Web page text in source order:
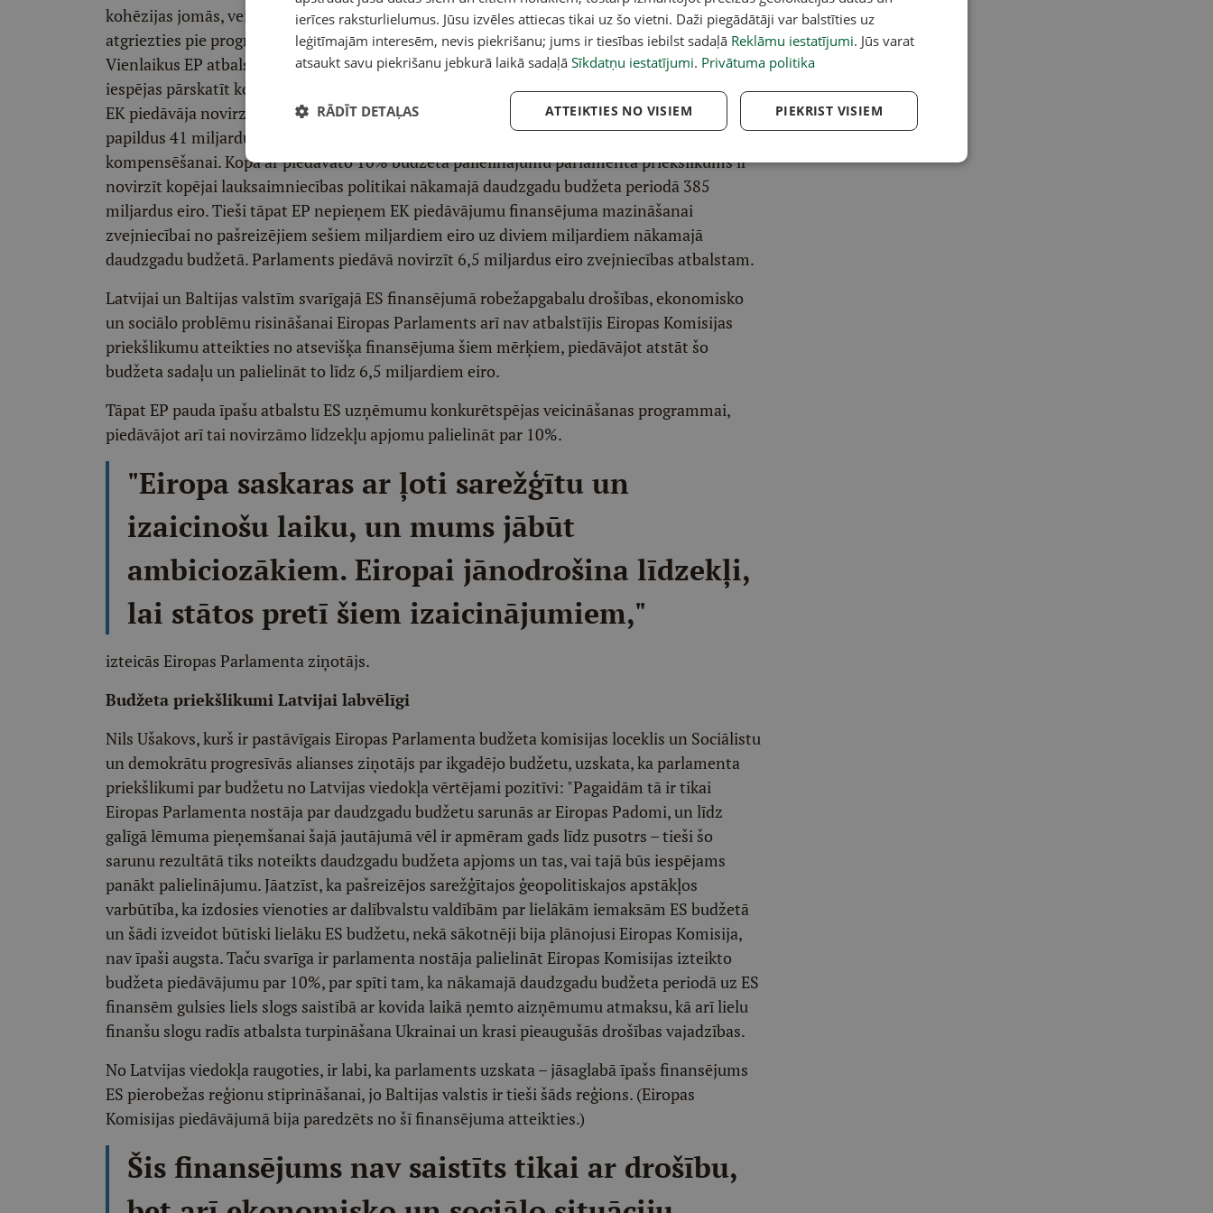
kohēzijas jomās, veidojot vienotu nacionālo budžeta aploksni. Savukārt EP piedāvā
atgriezties pie prognozējama budžeta apjoma lauksaimniekiem un reģionu attīstībai.
Vienlaikus EP atbalsta arī elastību šo politiku un budžetu ietvaros, saglabājot dalībvalstīm
iespējas pārskatīt kohēzijas politikas nacionālos mērķus. Kopējai lauksaimniecības politikai
EK piedāvāja novirzīt 261 miljardu eiro, bet EP grib palielināt šo finansējumu – izdalīt vēl
papildus 41 miljardu eiro lauku attīstībai un 45 miljardus eiro "Mercosur" līguma ietekmes
kompensēšanai. Kopā ar piedāvāto 10% budžeta palielinājumu parlamenta priekšlikums ir
novirzīt kopējai lauksaimniecības politikai nākamajā daudzgadu budžeta periodā 385
miljardus eiro. Tieši tāpat EP nepieņem EK piedāvājumu finansējuma mazināšanai
zvejniecībai no pašreizējiem sešiem miljardiem eiro uz diviem miljardiem nākamajā
daudzgadu budžetā. Parlaments piedāvā novirzīt 6,5 miljardus eiro zvejniecības atbalstam.
Latvijai un Baltijas valstīm svarīgajā ES finansējumā robežapgabalu drošības, ekonomisko
un sociālo problēmu risināšanai Eiropas Parlaments arī nav atbalstījis Eiropas Komisijas
priekšlikumu atteikties no atsevišķa finansējuma šiem mērķiem, piedāvājot atstāt šo
budžeta sadaļu un palielināt to līdz 6,5 miljardiem eiro.
Tāpat EP pauda īpašu atbalstu ES uzņēmumu konkurētspējas veicināšanas programmai,
piedāvājot arī tai novirzāmo līdzekļu apjomu palielināt par 10%.
"Eiropa saskaras ar ļoti sarežģītu un
izaicinošu laiku, un mums jābūt
ambiciozākiem. Eiropai jānodrošina līdzekļi,
lai stātos pretī šiem izaicinājumiem,"
izteicās Eiropas Parlamenta ziņotājs.
Budžeta priekšlikumi Latvijai labvēlīgi
Nils Ušakovs, kurš ir pastāvīgais Eiropas Parlamenta budžeta komisijas loceklis un Sociālistu
un demokrātu progresīvās alianses ziņotājs par ikgadējo budžetu, uzskata, ka parlamenta
priekšlikumi par budžetu no Latvijas viedokļa vērtējami pozitīvi: "Pagaidām tā ir tikai
Eiropas Parlamenta nostāja par daudzgadu budžetu sarunās ar Eiropas Padomi, un līdz
galīgā lēmuma pieņemšanai šajā jautājumā vēl ir apmēram gads līdz pusotrs – tieši šo
sarunu rezultātā tiks noteikts daudzgadu budžeta apjoms un tas, vai tajā būs iespējams
panākt palielinājumu. Jāatzīst, ka pašreizējos sarežģītajos ģeopolitiskajos apstākļos
varbūtība, ka izdosies vienoties ar dalībvalstu valdībām par lielākām iemaksām ES budžetā
un šādi izveidot būtiski lielāku ES budžetu, nekā sākotnēji bija plānojusi Eiropas Komisija,
nav īpaši augsta. Taču svarīga ir parlamenta nostāja palielināt Eiropas Komisijas izteikto
budžeta piedāvājumu par 10%, par spīti tam, ka nākamajā daudzgadu budžeta periodā uz ES
finansēm gulsies liels slogs saistībā ar kovida laikā ņemto aizņēmumu atmaksu, kā arī lielu
finanšu slogu radīs atbalsta turpināšana Ukrainai un krasi pieaugušās drošības vajadzības.
No Latvijas viedokļa raugoties, ir labi, ka parlaments uzskata – jāsaglabā īpašs finansējums
ES pierobežas reģionu stiprināšanai, jo Baltijas valstis ir tieši šāds reģions. (Eiropas
Komisijas piedāvājumā bija paredzēts no šī finansējuma atteikties.)
Šis finansējums nav saistīts tikai ar drošību,
ierīces raksturlielumus. Jūsu izvēles attiecas tikai uz šo vietni. Daži piegādātāji var balstīties uz
leģitīmajām interesēm, nevis piekrišanu; jums ir tiesības iebilst sadaļā Reklāmu iestatījumi. Jūs varat
atsaukt savu piekrišanu jebkurā laikā sadaļā Sīkdatņu iestatījumi. Privātuma politika
PIEKRIST VISIEM
ATTEIKTIES NO VISIEM
RĀDĪT DETAĻAS